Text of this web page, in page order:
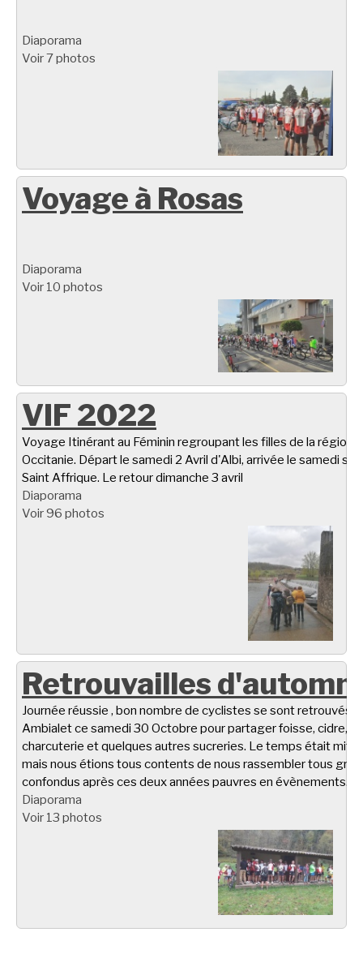
Diaporama
Voir 7 photos
Voyage à Rosas
Diaporama
Voir 10 photos
VIF 2022
Voyage Itinérant au Féminin regroupant les filles de la région
Occitanie. Départ le samedi 2 Avril d'Albi, arrivée le samedi
Saint Affrique. Le retour dimanche 3 avril
Diaporama
Voir 96 photos
Retrouvailles
Journée réussie , bon nombre de cyclistes se sont retrouvés à
Ambialet ce samedi 30 Octobre pour partager foisse, cidre,
charcuterie et quelques autres sucreries. Le temps était
mais nous étions tous contents de nous rassembler tous
confondus après ces deux années pauvres en évènements.
Diaporama
Voir 13 photos